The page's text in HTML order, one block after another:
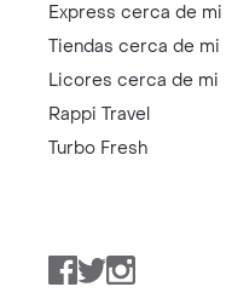
Express cerca de mi
Tiendas cerca de mi
Licores cerca de mi
Rappi Travel
Turbo Fresh
Facebook
TwitterInstagram